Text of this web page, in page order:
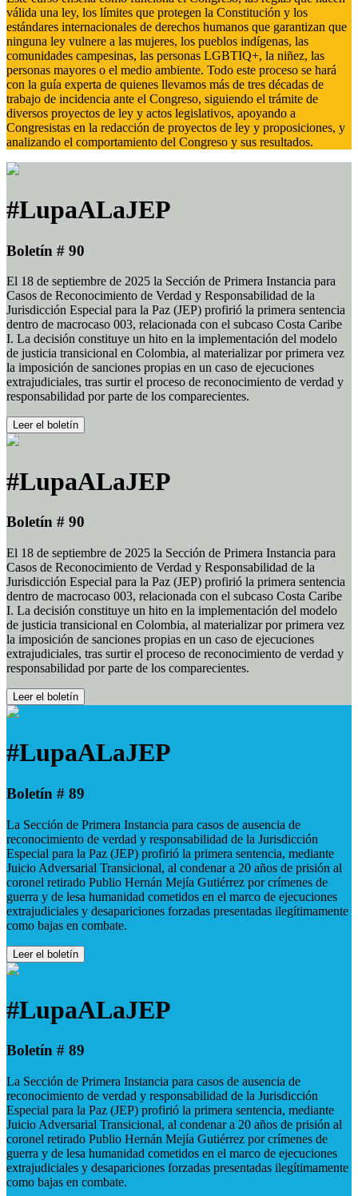
válida una ley, los límites que protegen la Constitución y los
estándares internacionales de derechos humanos que garantizan que
ninguna ley vulnere a las mujeres, los pueblos indígenas, las
comunidades campesinas, las personas LGBTIQ+, la niñez, las
personas mayores o el medio ambiente. Todo este proceso se hará
con la guía experta de quienes llevamos más de tres décadas de
trabajo de incidencia ante el Congreso, siguiendo el trámite de
diversos proyectos de ley y actos legislativos, apoyando a
Congresistas en la redacción de proyectos de ley y proposiciones, y
analizando el comportamiento del Congreso y sus resultados.
#LupaALaJEP
Boletín # 90
El 18 de septiembre de 2025 la Sección de Primera Instancia para
Casos de Reconocimiento de Verdad y Responsabilidad de la
Jurisdicción Especial para la Paz (JEP) profirió la primera sentencia
dentro de macrocaso 003, relacionada con el subcaso Costa Caribe
I. La decisión constituye un hito en la implementación del modelo
de justicia transicional en Colombia, al materializar por primera vez
la imposición de sanciones propias en un caso de ejecuciones
extrajudiciales, tras surtir el proceso de reconocimiento de verdad y
responsabilidad por parte de los comparecientes.
Leer el boletín
#LupaALaJEP
Boletín # 90
El 18 de septiembre de 2025 la Sección de Primera Instancia para
Casos de Reconocimiento de Verdad y Responsabilidad de la
Jurisdicción Especial para la Paz (JEP) profirió la primera sentencia
dentro de macrocaso 003, relacionada con el subcaso Costa Caribe
I. La decisión constituye un hito en la implementación del modelo
de justicia transicional en Colombia, al materializar por primera vez
la imposición de sanciones propias en un caso de ejecuciones
extrajudiciales, tras surtir el proceso de reconocimiento de verdad y
responsabilidad por parte de los comparecientes.
Leer el boletín
#LupaALaJEP
Boletín # 89
La Sección de Primera Instancia para casos de ausencia de
reconocimiento de verdad y responsabilidad de la Jurisdicción
Especial para la Paz (JEP) profirió la primera sentencia, mediante
Juicio Adversarial Transicional, al condenar a 20 años de prisión al
coronel retirado Publio Hernán Mejía Gutiérrez por crímenes de
guerra y de lesa humanidad cometidos en el marco de ejecuciones
extrajudiciales y desapariciones forzadas presentadas ilegítimamente
como bajas en combate.
Leer el boletín
#LupaALaJEP
Boletín # 89
La Sección de Primera Instancia para casos de ausencia de
reconocimiento de verdad y responsabilidad de la Jurisdicción
Especial para la Paz (JEP) profirió la primera sentencia, mediante
Juicio Adversarial Transicional, al condenar a 20 años de prisión al
coronel retirado Publio Hernán Mejía Gutiérrez por crímenes de
guerra y de lesa humanidad cometidos en el marco de ejecuciones
extrajudiciales y desapariciones forzadas presentadas ilegítimamente
como bajas en combate.